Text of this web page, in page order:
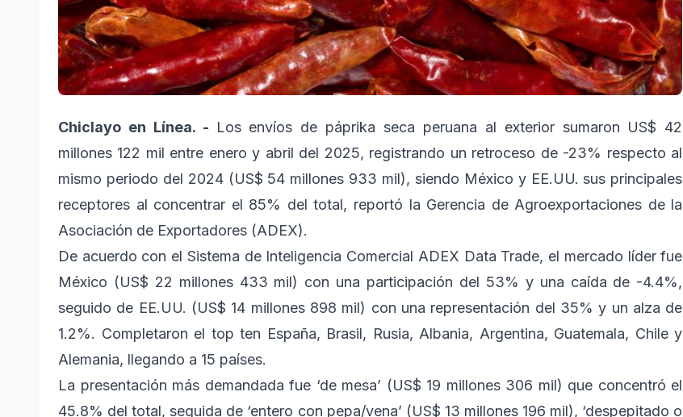
Chiclayo en Línea. - Los envíos de páprika seca peruana al exterior sumaron US$ 42
millones 122 mil entre enero y abril del 2025, registrando un retroceso de -23% respecto al
mismo periodo del 2024 (US$ 54 millones 933 mil), siendo México y EE.UU. sus principales
receptores al concentrar el 85% del total, reportó la Gerencia de Agroexportaciones de la
Asociación de Exportadores (ADEX).
De acuerdo con el Sistema de Inteligencia Comercial ADEX Data Trade, el mercado líder fue
México (US$ 22 millones 433 mil) con una participación del 53% y una caída de -4.4%,
seguido de EE.UU. (US$ 14 millones 898 mil) con una representación del 35% y un alza de
1.2%. Completaron el top ten España, Brasil, Rusia, Albania, Argentina, Guatemala, Chile y
Alemania, llegando a 15 países.
La presentación más demandada fue ‘de mesa’ (US$ 19 millones 306 mil) que concentró el
45.8% del total, seguida de ‘entero con pepa/vena’ (US$ 13 millones 196 mil), ‘despepitado o